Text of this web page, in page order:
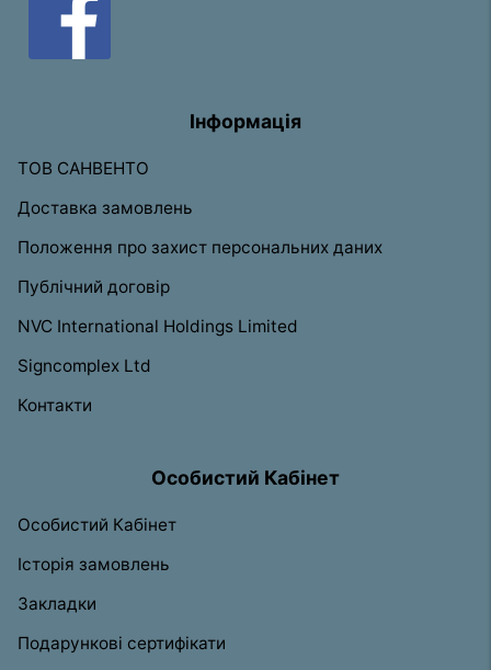
Інформація
ТОВ САНВЕНТО
Доставка замовлень
Положення про захист персональних даних
Публічний договір
NVC International Holdings Limited
Signcomplex Ltd
Контакти
Особистий Кабінет
Особистий Кабінет
Історія замовлень
Закладки
Подарункові сертифікати